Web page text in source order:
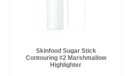
Skinfood Sugar Stick
Contouring #2 Marshmallow
Highlighter